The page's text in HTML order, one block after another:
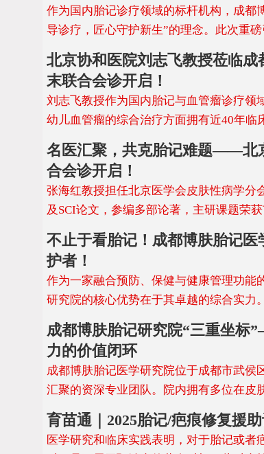
作为国内胎记诊疗领域的标杆机构，成都
导诊疗，匠心守护新生”的理念。此次重
北京协和医院刘志飞教授莅临
末联合会诊开启！
刘志飞教授作为国内胎记与血管瘤诊疗领
幼儿血管瘤的综合治疗方面拥有近40年临
名医汇聚，共克胎记难题——北
合会诊开启！
张海红教授担任北京医学会皮肤性病学分
及SCI论文，参编多部论著，主研课题荣
不止于看胎记！成都博肤胎记
护者！
作为一家融合预防、保健与健康管理功能
研究院的核心优势在于其卓越的综合实力
成都博肤胎记研究院“三重坐
力的价值闭环
成都博肤胎记医学研究院位于成都市武侯
汇聚的资深专业团队。院内拥有多位在皮
育苗通｜2025胎记/疤痕修复援
医学研究和临床实践表明，对于胎记或者